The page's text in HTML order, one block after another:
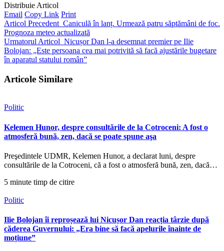
Distribuie Articol
Email Copy Link Print
Articol Precedent Caniculă în lanț. Urmează patru săptămâni de foc.
Prognoza meteo actualizată
Urmatorul Articol Nicușor Dan l-a desemnat premier pe Ilie
Bolojan: „Este persoana cea mai potrivită să facă ajustările bugetare
în aparatul statului român”
Articole Similare
Politic
Kelemen Hunor, despre consultările de la Cotroceni: A fost o
atmosferă bună, zen, dacă se poate spune aşa
Preşedintele UDMR, Kelemen Hunor, a declarat luni, despre
consultările de la Cotroceni, că a fost o atmosferă bună, zen, dacă…
5 minute timp de citire
Politic
Ilie Bolojan îi reproșează lui Nicușor Dan reacția târzie după
căderea Guvernului: „Era bine să facă apelurile înainte de
moțiune”